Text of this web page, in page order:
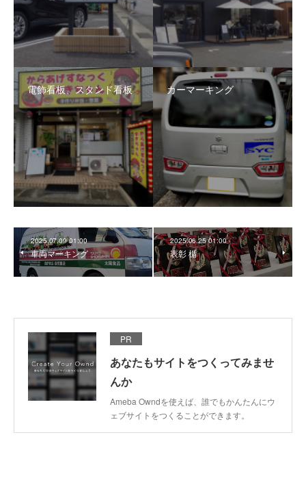
電飾看板、スタンド看板 カーマーキング
2025.07.09 01:00
車両マーキング
2025.06.25 01:00
表彰 楯
PR
あなたもサイトをつくってみませ
んか
Ameba Owndを使えば、誰でもかんたんにウ
ェブサイトをつくることができます。